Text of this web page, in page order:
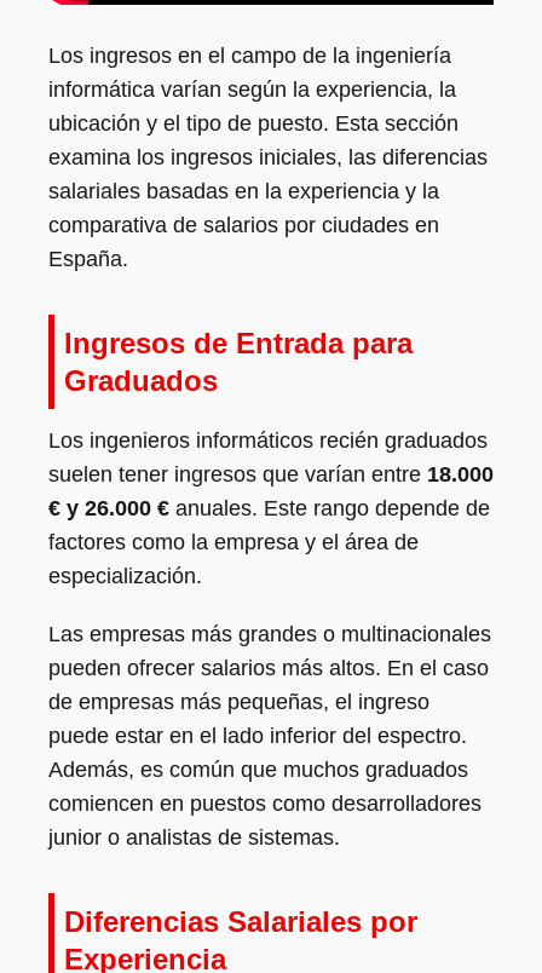
Los ingresos en el campo de la ingeniería
informática varían según la experiencia, la
ubicación y el tipo de puesto. Esta sección
examina los ingresos iniciales, las diferencias
salariales basadas en la experiencia y la
comparativa de salarios por ciudades en
España.
Ingresos de Entrada para
Graduados
Los ingenieros informáticos recién graduados
suelen tener ingresos que varían entre 18.000
€ y 26.000 € anuales. Este rango depende de
factores como la empresa y el área de
especialización.
Las empresas más grandes o multinacionales
pueden ofrecer salarios más altos. En el caso
de empresas más pequeñas, el ingreso
puede estar en el lado inferior del espectro.
Además, es común que muchos graduados
comiencen en puestos como desarrolladores
junior o analistas de sistemas.
Diferencias Salariales por
Experiencia